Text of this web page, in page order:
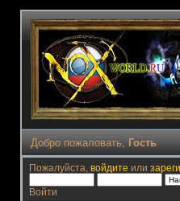
Добро пожаловать, Гость
Пожалуйста, войдите или
Войти